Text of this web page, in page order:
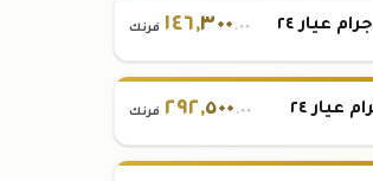
١٤٦,٣٠٠ .٠٠ فرنك
٢٩٢,٥٠٠ .٠٠ فرنك